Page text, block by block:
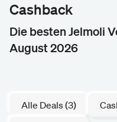
Cashback
Die besten Jelmoli
August 2026
Alle Deals (3)